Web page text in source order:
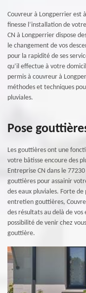
Couvreur à Longperrier est
finesse l’installation de
CN à Longperrier dispose
le changement de vos
pour la rapidité de ses
qu’il effectue à votre
permis à couvreur à
méthodes et techniques
pluviales.
Pose
Les gouttières ont une
votre bâtisse encoure des
Entreprise CN dans le
gouttières pour assainir
des eaux pluviales. Forte
entretien gouttières,
des résultats au delà de vos
possibilité de venir chez
gouttière.